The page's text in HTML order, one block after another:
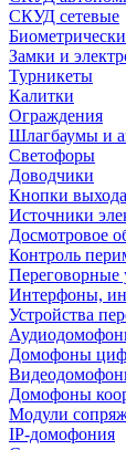
СКУД сетевые
Замки и
Турникеты
Калитки
Ограждения
Шлагбаумы и
Светофоры
Доводчики
Кнопки выхода
Источники
Досмотровое
Контроль
Переговорные
Интерфоны,
Устройства
Домофоны
Домофоны
Модули
IP-домофония